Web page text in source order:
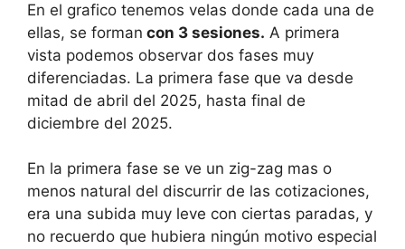
En el grafico tenemos velas donde cada una de
ellas, se forman con 3 sesiones. A primera
vista podemos observar dos fases muy
diferenciadas. La primera fase que va desde
mitad de abril del 2025, hasta final de
diciembre del 2025.
En la primera fase se ve un zig-zag mas o
menos natural del discurrir de las cotizaciones,
era una subida muy leve con ciertas paradas, y
no recuerdo que hubiera ningún motivo especial